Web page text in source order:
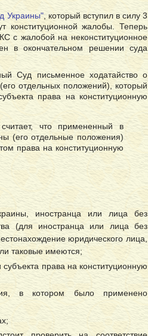
Украины", который вступил в силу 3
конституционной жалобы. Теперь
с жалобой на неконституционное
в окончательном решении суда
Суд письменное ходатайство о
отдельных положений), который
права на конституционную
что примененный в
(его отдельные положения)
права на конституционную
иностранца или лица без
(для иностранца или лица без
юридического лица,
таковые имеются;
права на конституционную
в котором было применено